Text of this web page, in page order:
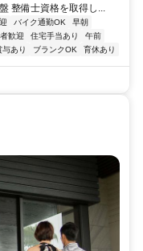
整備士資格を取得し...
バイク通勤OK
早朝
歓迎 住宅手当あり
午前
与あり ブランクOK 育休あり